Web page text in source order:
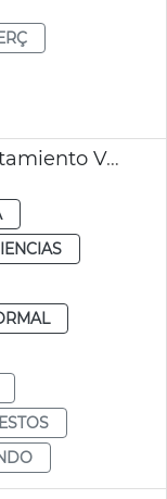
Ejecución inversiones Ayuntamiento València 2025